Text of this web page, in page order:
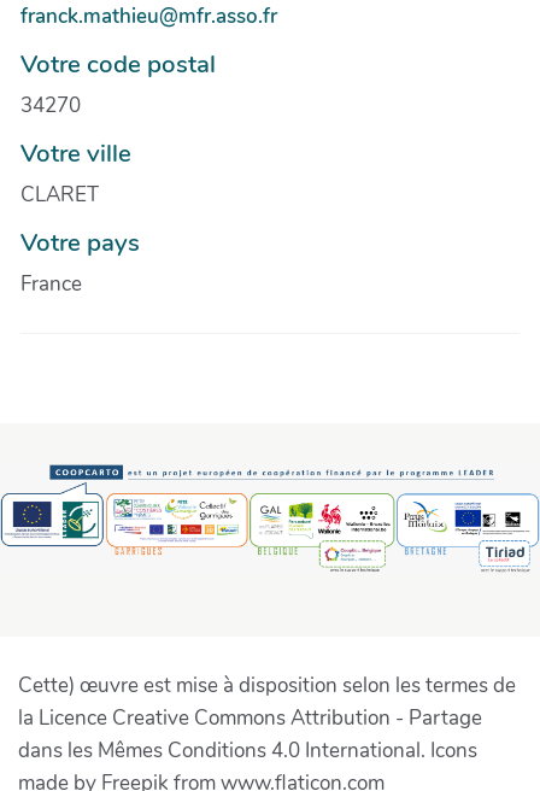
franck.mathieu@mfr.asso.fr
Votre code postal
34270
Votre ville
CLARET
Votre pays
France
Cette) œuvre est mise à disposition selon les termes de
la Licence Creative Commons Attribution - Partage
dans les Mêmes Conditions 4.0 International. Icons
made by Freepik from www.flaticon.com